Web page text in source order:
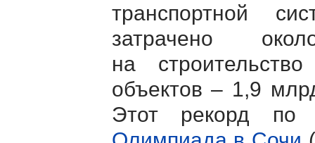
транспортной
затрачено
на
объектов – 1,9
Этот рекорд по